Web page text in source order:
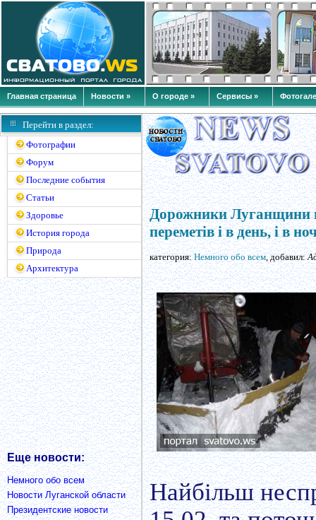
Главная страница Новости » О городе » Сервисы »
Перейти в раздел:
Фотографии
Форум
Последние события
Статьи
Здоровье
История города
Природа
Архитектура
Еще новости:
Немного обо всем
Новости Луганской области
Президентские новости
Дорожники Луганщини
переметів і в день, і в
категория:Немного обо всем, добавил:
Найбільш